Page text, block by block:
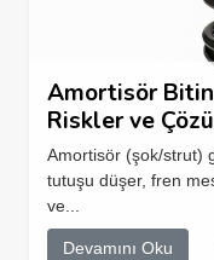
Amortisör
Riskler ve
Amortisör (şok/strut)
tutuşu düşer, fren
ve...
Devamını Oku